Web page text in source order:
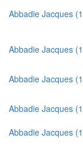
Abbadie Jacques
Abbadie Jacques
Abbadie Jacques
Abbadie Jacques
Abbadie Jacques